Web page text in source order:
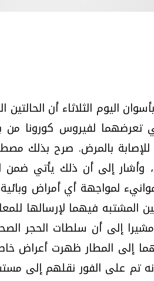
اليوم الثلاثاء أن
لفيروس كورونا من
بالمرض. صرح بذلك
إلى أن ذلك يأتي ضمن
لمواجهة أي أمراض
المشتبه فيهما لإرسالها
إلى أن سلطات الحجر
إلى المطار ظهرت أعراض
تم على الفور نقلهم إلى
وإجابات
الرقمي.. تقنيات واعدة